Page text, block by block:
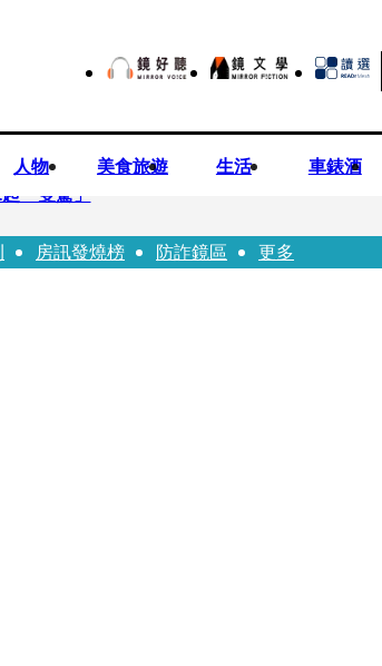
人物 美食旅遊 生活 車錶酒
「雙駕」
以太、林亭莉熱血狂奔殺青淚崩
房訊發燒榜 防詐鏡區 更多